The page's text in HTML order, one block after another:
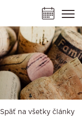
Späť na všetky články